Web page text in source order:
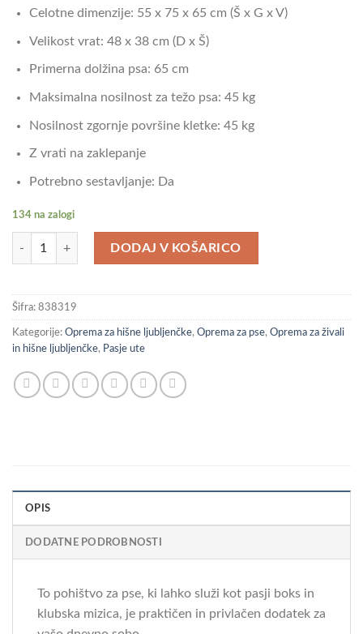
Celotne dimenzije: 55 x 75 x 65 cm (Š x G x V)
Velikost vrat: 48 x 38 cm (D x Š)
Primerna dolžina psa: 65 cm
Maksimalna nosilnost za težo psa: 45 kg
Nosilnost zgornje površine kletke: 45 kg
Z vrati na zaklepanje
Potrebno sestavljanje: Da
134 na zalogi
vidaXL Boks za psa betonsko siva 55x75x65 cm inženirski les količina
DODAJ V KOŠARICO
Šifra: 838319
Kategorije: Oprema za hišne ljubljenčke, Oprema za pse, Oprema za živali
in hišne ljubljenčke, Pasje ute
OPIS
DODATNE PODROBNOSTI
To pohištvo za pse, ki lahko služi kot pasji boks in
klubska mizica, je praktičen in privlačen dodatek za